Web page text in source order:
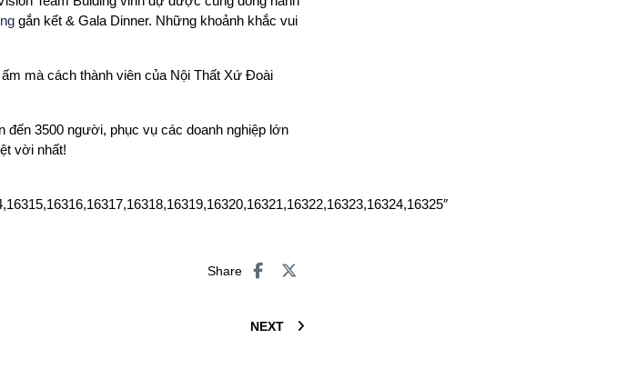
gắn kết & Gala Dinner. Những khoảnh khắc vui
mà cách thành viên của Nội Thất Xứ Đoài
3500 người, phục vụ các doanh nghiệp lớn
vời nhất!
Share
NEXT